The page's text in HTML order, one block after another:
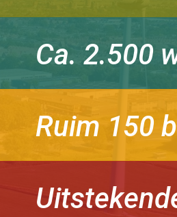
Ca. 2.500
Ruim 150